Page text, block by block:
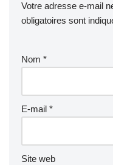
Votre adresse e-mail
obligatoires sont
Nom *
E-mail *
Site web